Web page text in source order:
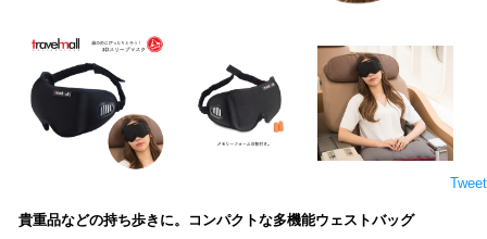
Tweet
貴重品などの持ち歩きに。コンパクトな多機能ウェストバッグ